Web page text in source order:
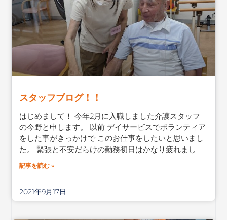
スタッフブログ！！
はじめまして！ 今年2月に入職しました介護スタッフ
の今野と申します。 以前 デイサービスでボランティア
をした事がきっかけで このお仕事をしたいと思いまし
た。 緊張と不安だらけの勤務初日はかなり疲れまし
記事を読む »
2021年9月17日